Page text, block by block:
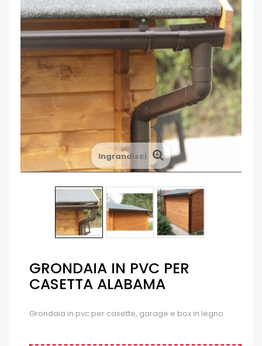
Ingrandisci
GRONDAIA IN PVC PER
CASETTA ALABAMA
Grondaia in pvc per casette, garage e box in legno